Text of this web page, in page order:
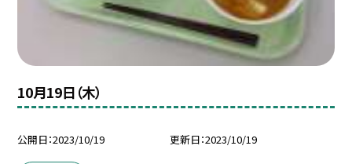
10月19日（木）
公開日 2023/10/19 更新日 2023/10/19